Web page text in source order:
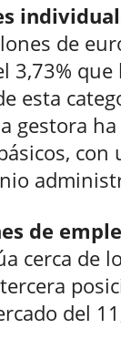
de
3,73%
esta
gestora
de
cerca de
del